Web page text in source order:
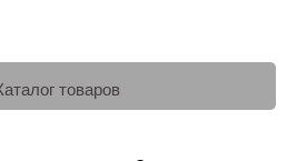
товаров